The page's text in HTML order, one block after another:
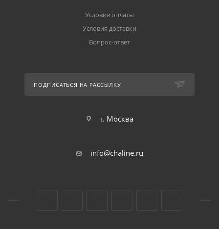
Условия оплаты
Условия доставки
Вопрос-ответ
ПОДПИСАТЬСЯ НА РАССЫЛКУ
г. Москва
info@chaline.ru